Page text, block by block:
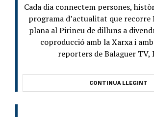
Cada dia connectem persones,
programa d’actualitat que recorre
plana al Pirineu de dilluns a
coproducció amb la Xarxa i
reporters de Balaguer TV,
CONTINUA LLEGINT